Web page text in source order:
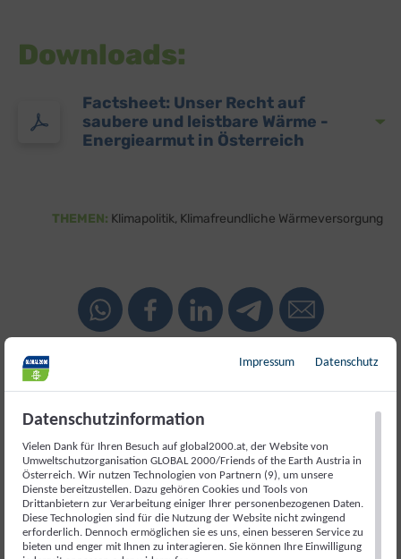
Downloads:
Factsheet: Unser Recht auf
saubere und leistbare Wärme -
Energiearmut in Österreich
THEMEN: Klimapolitik Klimafreundliche Wärmeversorgung
Weiterlesen
Impressum Datenschutz
Datenschutzinformation
Vielen Dank für Ihren Besuch auf global2000.at, der Website von
Umweltschutzorganisation GLOBAL 2000/Friends of the Earth Austria in
Österreich. Wir nutzen Technologien von Partnern (9), um unsere
Dienste bereitzustellen. Dazu gehören Cookies und Tools von
Drittanbietern zur Verarbeitung einiger Ihrer personenbezogenen Daten.
Diese Technologien sind für die Nutzung der Website nicht zwingend
erforderlich. Dennoch ermöglichen sie es uns, einen besseren Service zu
bieten und enger mit Ihnen zu interagieren. Sie können Ihre Einwilligung